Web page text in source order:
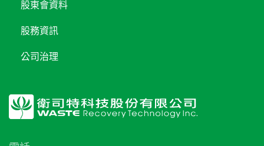
股東會資料
股務資訊
公司治理